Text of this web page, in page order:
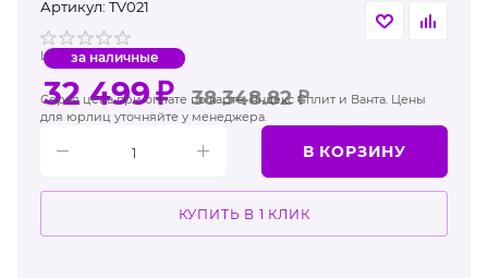
Артикул: TV021
Цена Москвы
за наличные
32 499₽ 38 348.82 ₽
Серая цена при оплате по карте, Яндекс Сплит и Ванта. Цены
для юрлиц уточняйте у менеджера.
В КОРЗИНУ
КУПИТЬ В 1 КЛИК